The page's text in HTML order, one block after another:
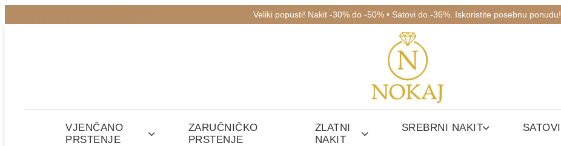
Veliki popusti! Nakit -30% do -50% • Satovi do -36%. Iskoristite posebnu ponudu!
VJENČANO
PRSTENJE
ZARUČNIČKO
PRSTENJE
ZLATNI
NAKIT
SREBRNI NAKIT SATOVI